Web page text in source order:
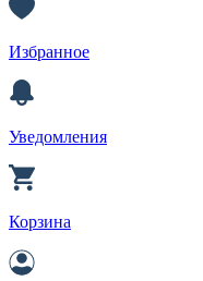
Избранное
Уведомления
Корзина